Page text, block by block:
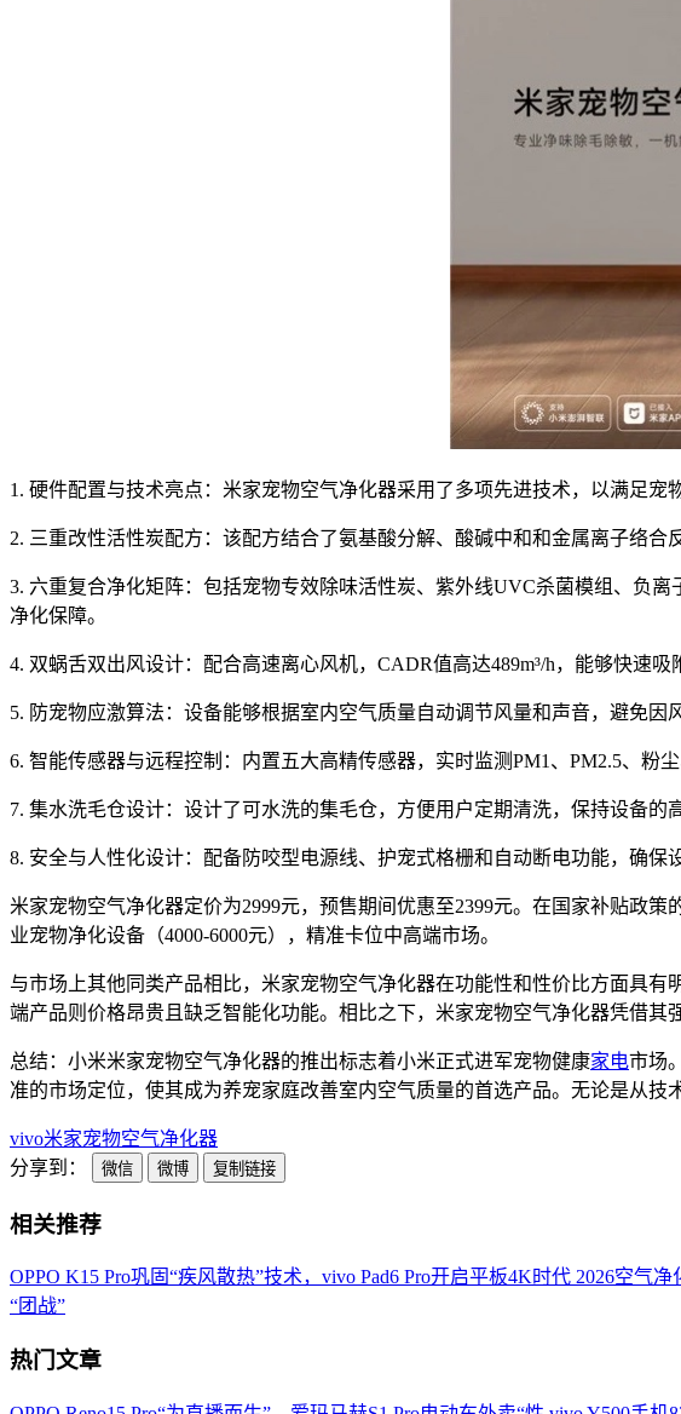
1. 硬件配置与技术亮点：米家宠物空气净化器采用了多项先进技术，以满足宠
2. 三重改性活性炭配方：该配方结合了氨基酸分解、酸碱中和和金属离子络
3. 六重复合净化矩阵：包括宠物专效除味活性炭、紫外线UVC杀菌模组、负
净化保障。
4. 双蜗舌双出风设计：配合高速离心风机，CADR值高达489m³/h，能够快速
5. 防宠物应激算法：设备能够根据室内空气质量自动调节风量和声音，避免因
6. 智能传感器与远程控制：内置五大高精传感器，实时监测PM1、PM2.5、粉
7. 集水洗毛仓设计：设计了可水洗的集毛仓，方便用户定期清洗，保持设备的
8. 安全与人性化设计：配备防咬型电源线、护宠式格栅和自动断电功能，确
米家宠物空气净化器定价为2999元，预售期间优惠至2399元。在国家补贴政
业宠物净化设备（4000-6000元），精准卡位中高端市场。
与市场上其他同类产品相比，米家宠物空气净化器在功能性和性价比方面具
端产品则价格昂贵且缺乏智能化功能。相比之下，米家宠物空气净化器凭借
总结：小米米家宠物空气净化器的推出标志着小米正式进军宠物健康家电市场
准的市场定位，使其成为养宠家庭改善室内空气质量的首选产品。无论是从
vivo米家宠物空气净化器
分享到：
微信 微博 复制链接
相关推荐
OPPO K15 Pro巩固“疾风散热”技术，vivo Pad6 Pro开启平板4K时代 2026空气
“团战”
热门文章